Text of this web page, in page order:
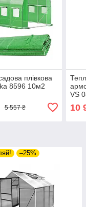
плівкова
8596 10м2
5 557 ₴
VS
10
–25%